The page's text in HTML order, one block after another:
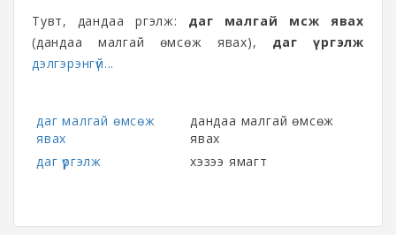
Тувт, дандаа үргэлж: даг малгай өмсөж явах
(дандаа малгай өмсөж явах), даг үргэлж
дэлгэрэнгүй...
даг малгай өмсөж
явах
дандаа малгай өмсөж
явах
даг үргэлж
хэзээ ямагт